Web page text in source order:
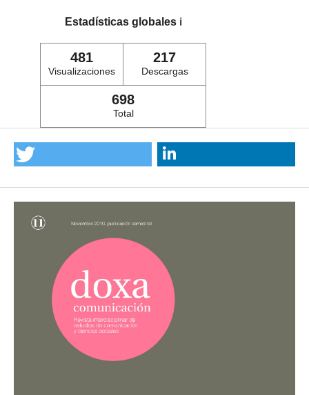
Estadísticas globales ℹ️
481
Visualizaciones
217
Descargas
698
Total